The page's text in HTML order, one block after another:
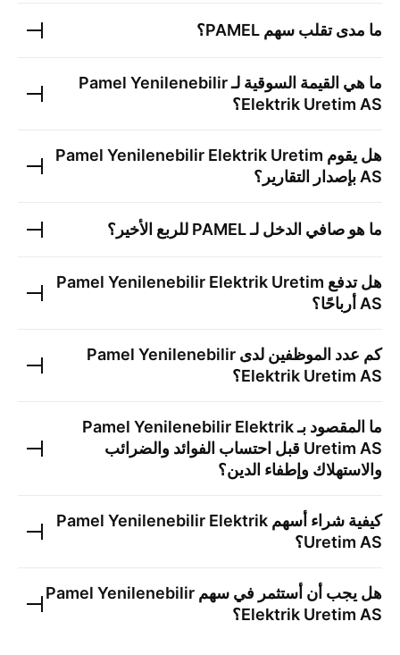
ما مدى تقلب سهم PAMEL؟
ما هي القيمة السوقية لـPamel Yenilenebilir
Elektrik Uretim AS؟
هل يقوم Pamel Yenilenebilir Elektrik Uretim
AS بإصدار التقارير؟
ما هو صافي الدخل لـPAMEL للربع الأخير؟
هل تدفع Pamel Yenilenebilir Elektrik Uretim
AS أرباحًا؟
كم عدد الموظفين لدى Pamel Yenilenebilir
Elektrik Uretim AS؟
ما المقصود بـPamel Yenilenebilir Elektrik
Uretim AS قبل احتساب الفوائد والضرائب
والاستهلاك وإطفاء الدين؟
كيفية شراء أسهم Pamel Yenilenebilir Elektrik
Uretim AS؟
هل يجب أن أستثمر في سهم Pamel Yenilenebilir
Elektrik Uretim AS؟